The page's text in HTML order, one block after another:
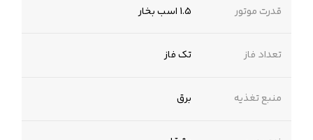
قدرت موتور 1.5 اسب بخار
تعداد فاز تک فاز
منبع تغذیه برق